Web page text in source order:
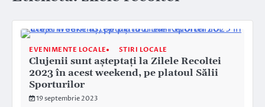
EVENIMENTE LOCALE STIRI LOCALE
Clujenii sunt așteptați la Zilele Recoltei
2023 în acest weekend, pe platoul Sălii
Sporturilor
19 septembrie 2023